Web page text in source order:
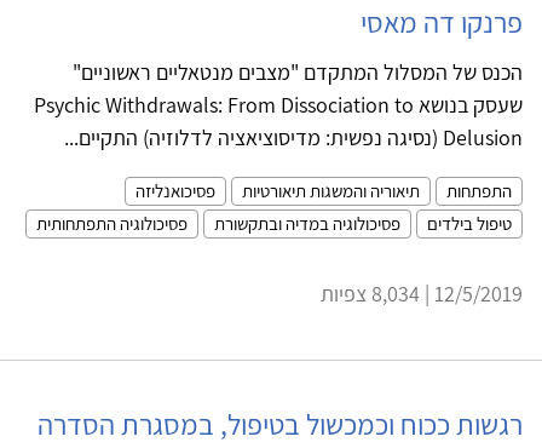
פרנקו דה מאסי
הכנס של המסלול המתקדם "מצבים מנטאליים ראשוניים"
שעסק בנושא Psychic Withdrawals: From Dissociation to
Delusion (נסיגה נפשית: מדיסוציאציה לדלוזיה) התקיים...
התפתחות תיאוריה והמשגות תיאורטיות
פסיכואנליזה
טיפול בילדים
פסיכולוגיה במדיה ובתקשורת פסיכולוגיה התפתחותית
12/5/2019 | 8,034 צפיות
רגשות ככוח וכמכשול בטיפול, במסגרת הסדרה